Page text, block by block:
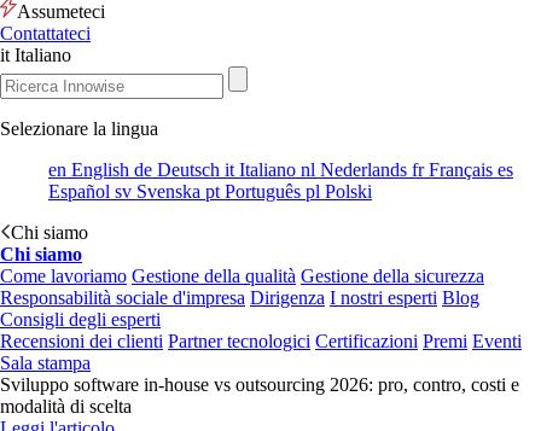
Assumeteci
Contattateci
it Italiano
Selezionare la lingua
en English de Deutsch it Italiano nl Nederlands frFrançais es
Español sv Svenska pt Português pl Polski
Chi siamo
Chi siamo
Come lavoriamo Gestione della qualità Gestione della sicurezza
Responsabilità sociale d'impresa Dirigenza I nostri esperti Blog
Consigli degli esperti
Recensioni dei clienti Partner tecnologici Certificazioni Premi Eventi
Sala stampa
Sviluppo software in-house vs outsourcing 2026: pro, contro, costi e
modalità di scelta